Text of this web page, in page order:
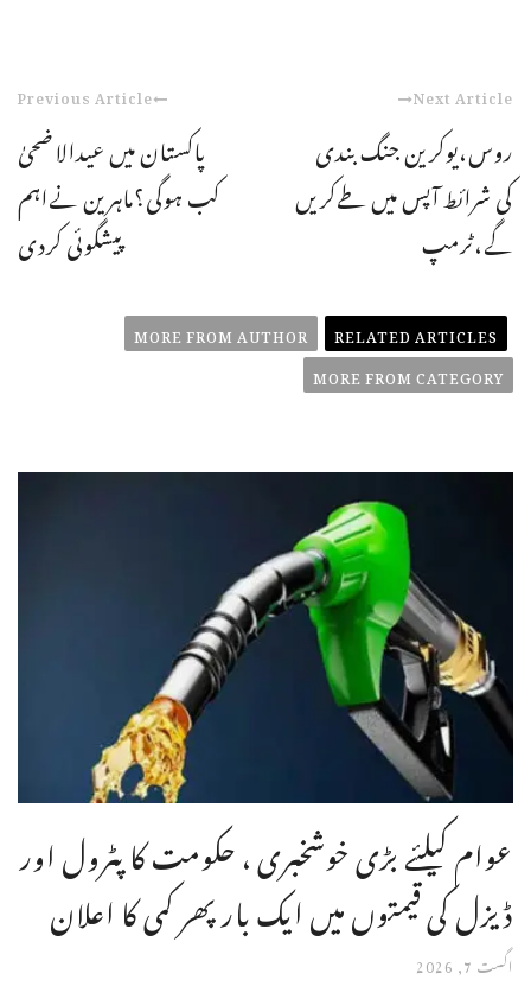
Previous Article
پاکستان میں عیدالاضحیٰ
کب ہوگی؟ماہرین نےاہم
پیشگوئی کردی
Next Article
روس،یوکرین جنگ بندی
کی شرائط آپس میں طےکریں
گے،ٹرمپ
RELATED ARTICLES
MORE FROM AUTHOR
MORE FROM CATEGORY
عوام کیلئے بڑی خوشخبری ، حکومت کا پٹرول اور
ڈیزل کی قیمتوں میں ایک بار پھر کمی کا اعلان
اگست 7, 2026